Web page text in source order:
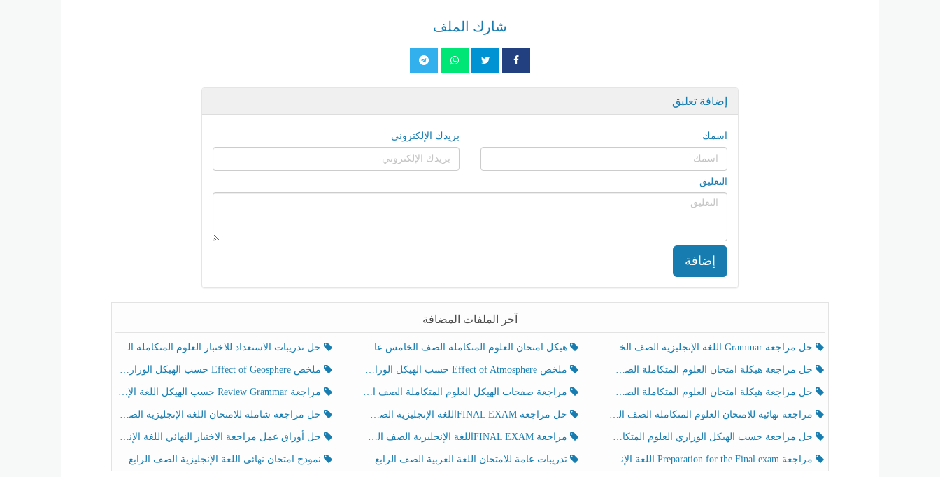
شارك الملف
إضافة تعليق
اسمك بريدك الإلكتروني
التعليق
إضافة
آخر الملفات المضافة
حل مراجعة Grammar اللغة الإنجليزية الصف الخامس الفصل الثالث هيكل امتحان العلوم المتكاملة الصف الخامس عام الفصل الدراسي الثالث 2025-2026 حل تدريبات الاستعداد للاختبار العلوم المتكاملة الصف الخامس عام الفصل الثالث
حل مراجعة هيكلة امتحان العلوم المتكاملة الصف الخامس انسبير الفصل الثالث ملخص Effect of Atmosphere حسب الهيكل الوزاري العلوم المتكاملة الصف الخامس انسبير الفصل الثالث ملخص Effect of Geosphere حسب الهيكل الوزاري العلوم المتكاملة الصف الخامس انسبير الفصل الثالث
حل مراجعة هيكلة امتحان العلوم المتكاملة الصف الخامس عام الفصل الثالث مراجعة صفحات الهيكل العلوم المتكاملة الصف الخامس انسبير الفصل الثالث مراجعة Review Grammar حسب الهيكل اللغة الإنجليزية الصف الخامس الفصل الثالث
مراجعة نهائية للامتحان العلوم المتكاملة الصف الخامس انسبير الفصل الثالث حل مراجعة FINAL EXAMاللغة الإنجليزية الصف الخامس الفصل الثالث حل مراجعة شاملة للامتحان اللغة الإنجليزية الصف الخامس الفصل الثالث
حل مراجعة حسب الهيكل الوزاري العلوم المتكاملة الصف الخامس عام الفصل الثالث مراجعة FINAL EXAMاللغة الإنجليزية الصف الخامس الفصل الثالث حل أوراق عمل مراجعة الاختبار النهائي اللغة الإنجليزية الصف الرابع الفصل الثالث
مراجعة Preparation for the Final exam اللغة الإنجليزية الصف الرابع الفصل الثالث تدريبات عامة للامتحان اللغة العربية الصف الرابع الفصل الثالث نموذج امتحان نهائي اللغة الإنجليزية الصف الرابع الفصل الثالث